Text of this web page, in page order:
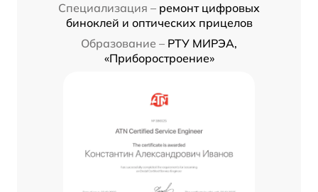
Специализация – ремонт цифровых
биноклей и оптических прицелов
Образование – РТУ МИРЭА,
«Приборостроение»